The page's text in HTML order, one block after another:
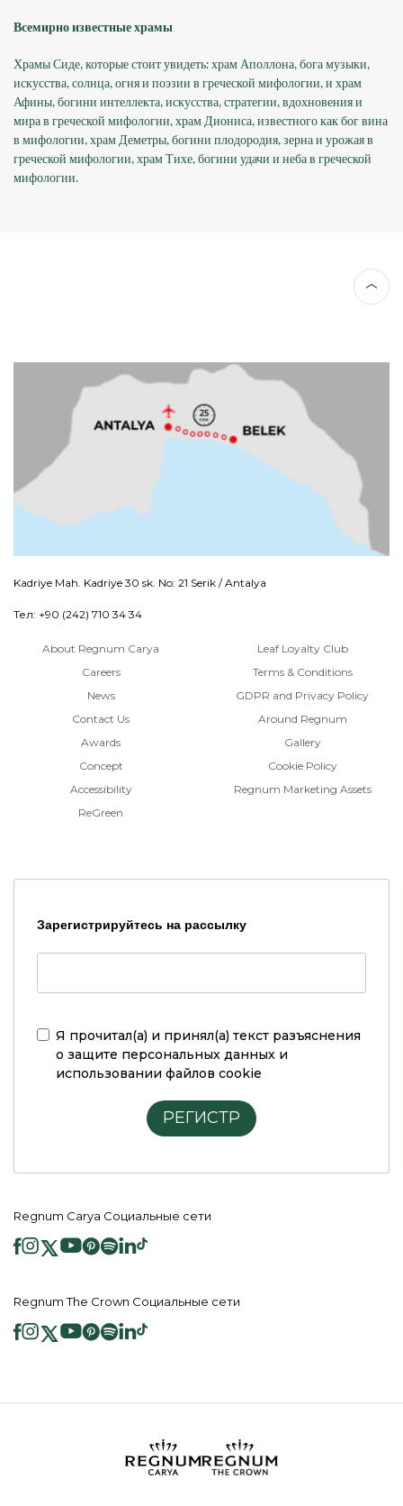
Всемирно известные храмы
Храмы Сиде, которые стоит увидеть: храм Аполлона, бога музыки,
искусства, солнца, огня и поэзии в греческой мифологии, и храм
Афины, богини интеллекта, искусства, стратегии, вдохновения и
мира в греческой мифологии, храм Диониса, известного как бог вина
в мифологии, храм Деметры, богини плодородия, зерна и урожая в
греческой мифологии, храм Тихе, богини удачи и неба в греческой
мифологии.
Kadriye Mah. Kadriye 30 sk. No: 21 Serik / Antalya
Тел: +90 (242) 710 34 34
About Regnum Carya
Careers
News
Contact Us
Awards
Concept
Accessibility
ReGreen
Leaf Loyalty Club
Terms & Conditions
GDPR and Privacy Policy
Around Regnum
Gallery
Cookie Policy
Regnum Marketing Assets
Зарегистрируйтесь на рассылку
Я прочитал(а) и принял(а) текст разъяснения
о защите персональных данных и
использовании файлов cookie
РЕГИСТР
Regnum Carya Социальные сети
Regnum The Crown Социальные сети